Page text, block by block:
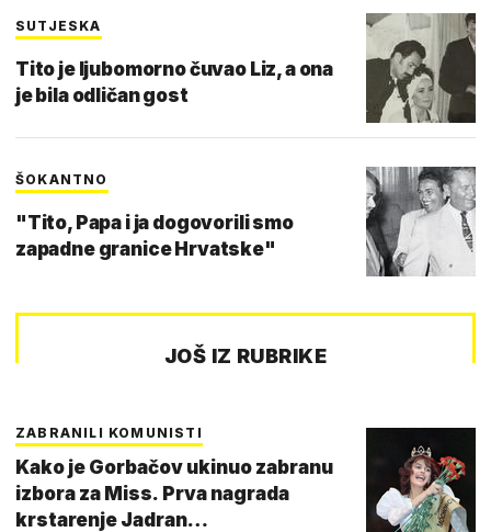
SUTJESKA
Tito je ljubomorno čuvao Liz, a ona
je bila odličan gost
ŠOKANTNO
"Tito, Papa i ja dogovorili smo
zapadne granice Hrvatske"
JOŠ IZ RUBRIKE
ZABRANILI KOMUNISTI
Kako je Gorbačov ukinuo zabranu
izbora za Miss. Prva nagrada
krstarenje Jadran…